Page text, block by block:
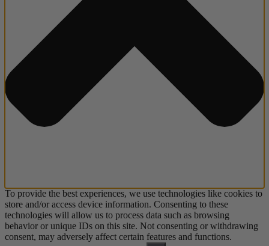
To provide the best experiences, we use technologies like cookies to
store and/or access device information. Consenting to these
technologies will allow us to process data such as browsing
behavior or unique IDs on this site. Not consenting or withdrawing
consent, may adversely affect certain features and functions.